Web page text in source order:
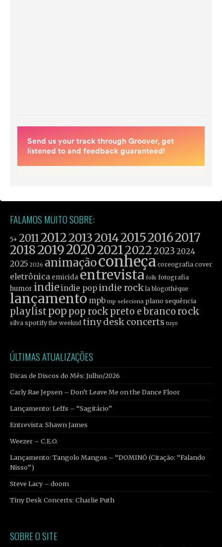
FALAMOS MUITO SOBRE:
5+ 2011201220132014201520162017
201820192020202120222023 2024
2025 2026 animaçãoconheça coreografia cover
eletrônica emicida entrevista folk fotografia
humor indieindie pop indie rock la blogothèque
lançamento mpb mp seleciona plano sequência
playlist poppop rock preto e branco rock
silva spotify the weeknd tiny desk concerts tuyo
ÚLTIMAS ATUALIZAÇÕES
Dicas de Discos do Mês: Julho/2026
Carly Rae Jepsen – Don’t Leave Me on the Dance Floor
Lançamento: Leffs – “Sagitário”
Entrevista: Shawn James
Weezer – C.E.O.
Lançamento: Tangolo Mangos – “DOMINÓ (Citação: “Falando
Nisso”)
Steve Lacy – doom
Tiny Desk Concerts: Charlie Puth
SOBRE O SITE